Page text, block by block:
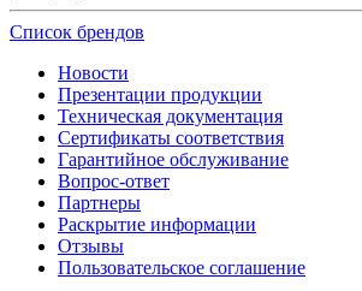
Список брендов
Новости
Презентации продукции
Техническая документация
Сертификаты соответствия
Гарантийное обслуживание
Вопрос-ответ
Партнеры
Раскрытие информации
Отзывы
Пользовательское соглашение